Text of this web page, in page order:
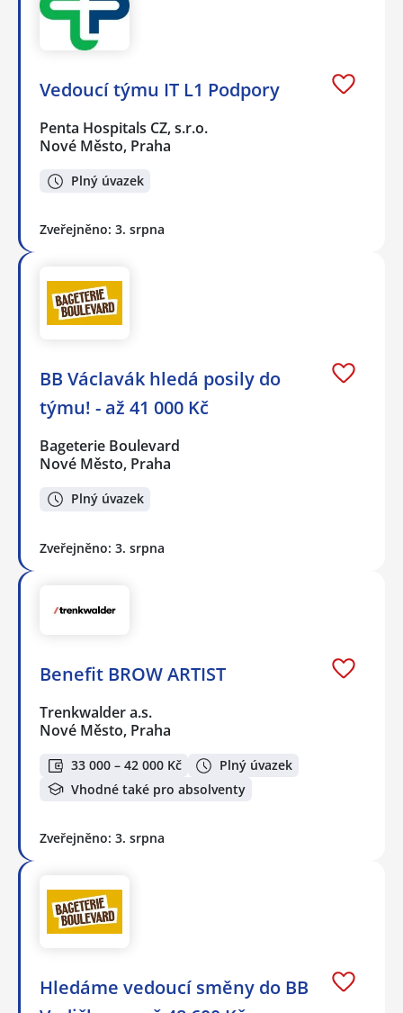
Vedoucí týmu IT L1 Podpory
Penta Hospitals CZ, s.r.o.
Nové Město, Praha
Plný úvazek
Zveřejněno: 3. srpna
BB Václavák hledá posily do
týmu! - až 41 000 Kč
Bageterie Boulevard
Nové Město, Praha
Plný úvazek
Zveřejněno: 3. srpna
Benefit BROW ARTIST
Trenkwalder a.s.
Nové Město, Praha
33 000 – 42 000 Kč
Plný úvazek
Vhodné také pro absolventy
Zveřejněno: 3. srpna
Hledáme vedoucí směny do BB